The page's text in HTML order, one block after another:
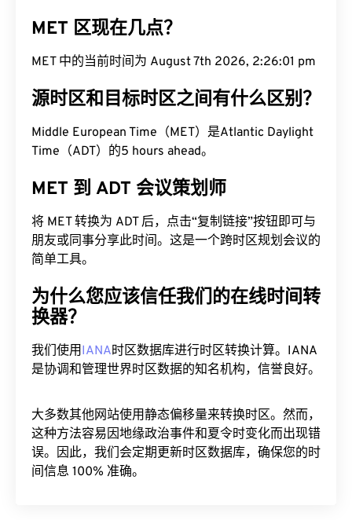
MET 区现在几点？
MET 中的当前时间为 August 7th 2026, 2:26:02 pm
源时区和目标时区之间有什么区别？
Middle European Time（MET）是Atlantic Daylight
Time（ADT）的5 hours ahead。
MET 到 ADT 会议策划师
将 MET 转换为 ADT 后，点击“复制链接”按钮即可与
朋友或同事分享此时间。这是一个跨时区规划会议的
简单工具。
为什么您应该信任我们的在线时间转
换器？
我们使用IANA时区数据库进行时区转换计算。IANA
是协调和管理世界时区数据的知名机构，信誉良好。
大多数其他网站使用静态偏移量来转换时区。然而，
这种方法容易因地缘政治事件和夏令时变化而出现错
误。因此，我们会定期更新时区数据库，确保您的时
间信息 100% 准确。